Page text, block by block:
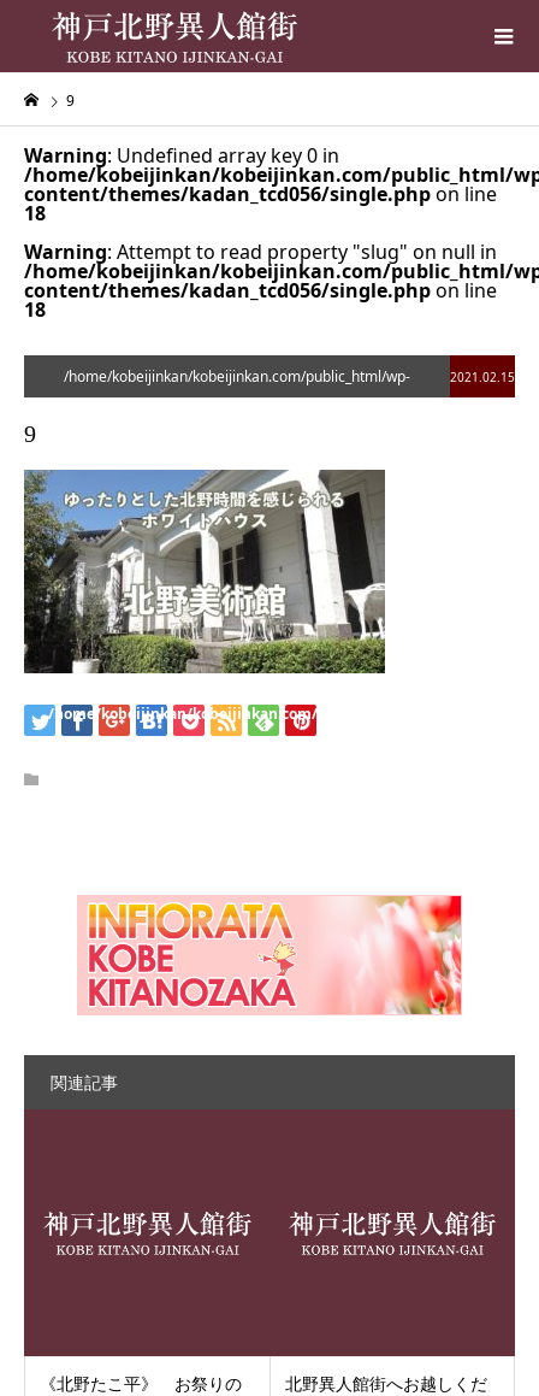
9
Warning: Undefined array key 0 in
/home/kobeijinkan/kobeijinkan.com/public_html/
content/themes/kadan_tcd056/single.phpon line
18
Warning: Attempt to read property "slug" on null in
/home/kobeijinkan/kobeijinkan.com/public_html/
content/themes/kadan_tcd056/single.phpon line
18
/home/kobeijinkan/kobeijinkan.com/public_html/wp-
Warning: Undefined array key 0 in
/home/kobeijinkan/kobeijinkan.com/public_html/wp-
content/themes/kadan_tcd056/single.phpon line
Warning: Attempt to read property "name" on null in
/home/kobeijinkan/kobeijinkan.com/public_html/wp-
2021.02.15
9
関連記事
《北野たこ平》 お祭りの
北野異人館街へお越しくだ